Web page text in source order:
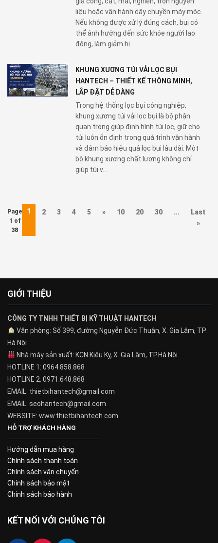
liệu hoặc vận hành dây chuyền máy móc.
Nếu không được xử lý đúng cách, bụi có
thể ảnh hưởng đến sức khỏe người lao
động, làm giảm hi...
KHUNG XƯƠNG TÚI VẢI LỌC BỤI
HANTECH – THIẾT KẾ THÔNG MINH,
LẮP ĐẶT DỄ DÀNG
Trong hệ thống lọc bụi công nghiệp,
khung xương túi vải lọc bụi là bộ phận
quan trọng giúp định hình túi lọc, giữ cho
túi luôn ổn định trong quá trình vận hành
và đảm bảo hiệu quả lọc bụi lâu dài. Một
bộ khung xương chất lượng không chỉ
giúp túi v...
Page
1 of
38
1 2 3 4 5 » 10 20 30 ...
Last
»
GIỚI THIỆU
CÔNG TY TNHH THIẾT BỊ KỸ THUẬT HANTECH
Văn phòng: Số 399, đường Nguyễn Đức Thuận, X. Gia Lâm, TP.
Hà Nội
Nhà máy sản xuất: KCN Kiêu Kỵ, X. Gia Lâm, TP.Hà Nội
HOTLINE 1: 0964.858.868
HOTLINE 2: 0971.648.868
EMAIL: thietbihantech@gmail.com
EMAIL: seohantech@gmail.com
WEBSITE: www.thietbihantech.com
HỖ TRỢ KHÁCH HÀNG
Hướng dẫn mua hàng
Chính sách thanh toán
Chính sách vận chuyển
Chính sách bảo mật
Chính sách bảo hành
KẾT NỐI VỚI CHÚNG TÔI